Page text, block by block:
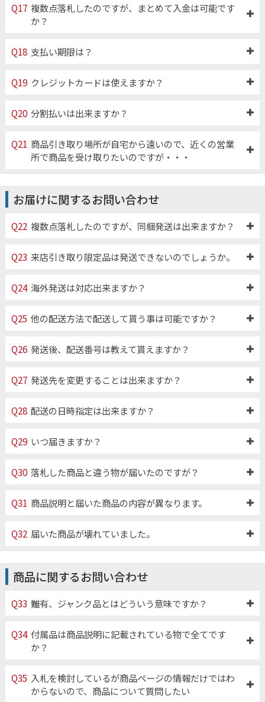
Q17 複数点落札したのですが、まとめて入金は可能です
か？
Q18 支払い期限は？
Q19 クレジットカードは使えますか？
Q20 分割払いは出来ますか？
Q21 商品引き取り場所が自宅から遠いので、近くの営業
所で商品を受け取りたいのですが・・・
お届けに関するお問い合わせ
Q22 複数点落札したのですが、同梱発送は出来ますか？
Q23 来店引き取り限定品は発送できないのでしょうか。
Q24 海外発送は対応出来ますか？
Q25 他の配送方法で配送して貰う事は可能ですか？
Q26 発送後、配送番号は教えて貰えますか？
Q27 発送先を変更することは出来ますか？
Q28 配送の日時指定は出来ますか？
Q29 いつ届きますか？
Q30 落札した商品と違う物が届いたのですが？
Q31 商品説明と届いた商品の内容が異なります。
Q32 届いた商品が壊れていました。
商品に関するお問い合わせ
Q33 難有、ジャンク品とはどういう意味ですか？
Q34 付属品は商品説明に記載されている物で全てです
か？
Q35 入札を検討しているが商品ページの情報だけではわ
からないので、商品について質問したい